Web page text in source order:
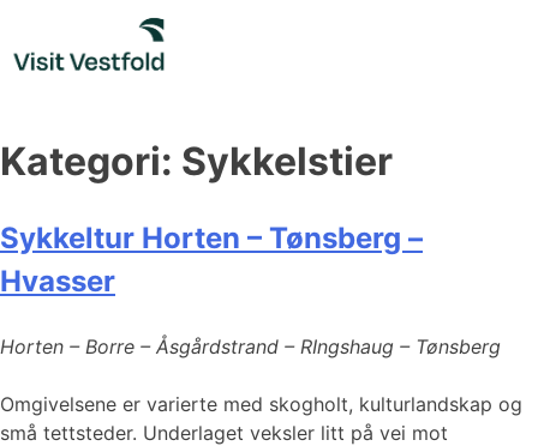
content
Kategori: Sykkelstier
Sykkeltur Horten – Tønsberg –
Hvasser
Horten – Borre – Åsgårdstrand – RIngshaug – Tønsberg
Omgivelsene er varierte med skogholt, kulturlandskap og
små tettsteder. Underlaget veksler litt på vei mot